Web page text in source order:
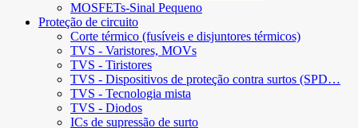
MOSFETs-Sinal Pequeno
Proteção de circuito
Corte térmico (fusíveis e disjuntores térmicos)
TVS - Varistores, MOVs
TVS - Tiristores
TVS - Dispositivos de proteção contra surtos (SPD…
TVS - Tecnologia mista
TVS - Diodos
ICs de supressão de surto